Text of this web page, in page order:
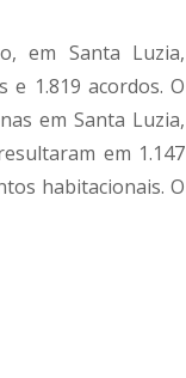
em Santa Luzia,
e 1.819 acordos. O
em Santa Luzia,
em 1.147
habitacionais. O